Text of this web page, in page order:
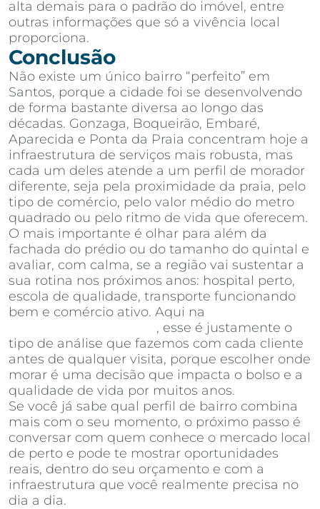
alta demais para o padrão do imóvel, entre
outras informações que só a vivência local
proporciona.
Conclusão
Não existe um único bairro “perfeito” em
Santos, porque a cidade foi se desenvolvendo
de forma bastante diversa ao longo das
décadas. Gonzaga, Boqueirão, Embaré,
Aparecida e Ponta da Praia concentram hoje a
infraestrutura de serviços mais robusta, mas
cada um deles atende a um perfil de morador
diferente, seja pela proximidade da praia, pelo
tipo de comércio, pelo valor médio do metro
quadrado ou pelo ritmo de vida que oferecem.
O mais importante é olhar para além da
fachada do prédio ou do tamanho do quintal e
avaliar, com calma, se a região vai sustentar a
sua rotina nos próximos anos: hospital perto,
escola de qualidade, transporte funcionando
bem e comércio ativo. Aqui na
, esse é justamente o
tipo de análise que fazemos com cada cliente
antes de qualquer visita, porque escolher onde
morar é uma decisão que impacta o bolso e a
qualidade de vida por muitos anos.
Se você já sabe qual perfil de bairro combina
mais com o seu momento, o próximo passo é
conversar com quem conhece o mercado local
de perto e pode te mostrar oportunidades
reais, dentro do seu orçamento e com a
infraestrutura que você realmente precisa no
dia a dia.